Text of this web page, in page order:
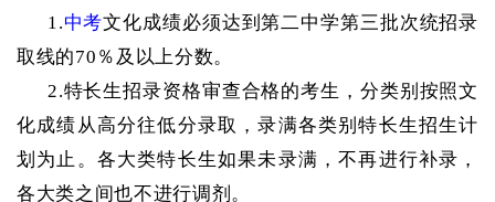
1.中考文化成绩必须达到第二中学第三批次统招录
取线的70％及以上分数。
2.特长生招录资格审查合格的考生，分类别按照文
化成绩从高分往低分录取，录满各类别特长生招生计
划为止。各大类特长生如果未录满，不再进行补录，
各大类之间也不进行调剂。